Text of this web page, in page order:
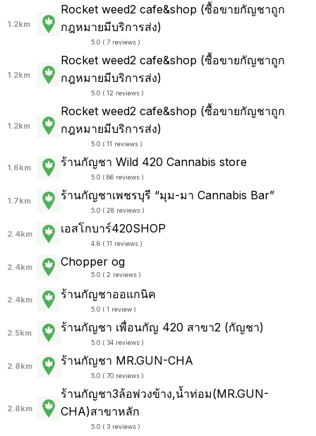
1.2km
Rocket weed2 cafe&shop (ซื้อขายกัญชาถูก
กฎหมายมีบริการส่ง)
5.0 ( 7 reviews )
1.2km
Rocket weed2 cafe&shop (ซื้อขายกัญชาถูก
กฎหมายมีบริการส่ง)
5.0 ( 12 reviews )
1.2km
Rocket weed2 cafe&shop (ซื้อขายกัญชาถูก
กฎหมายมีบริการส่ง)
5.0 ( 11 reviews )
1.6km ร้านกัญชา Wild 420 Cannabis store
5.0 ( 86 reviews )
1.7km ร้านกัญชาเพชรบุรี “มุม-มา Cannabis Bar”
5.0 ( 28 reviews )
2.4km เอสโกบาร์420SHOP
4.8 ( 11 reviews )
2.4km Chopper og
5.0 ( 2 reviews )
2.4km ร้านกัญชาออแกนิค
5.0 ( 1 review )
2.5km ร้านกัญชา เพื่อนกัญ 420 สาขา2 (กัญชา)
5.0 ( 34 reviews )
2.8km ร้านกัญชา MR.GUN-CHA
5.0 ( 70 reviews )
2.8km
ร้านกัญชา3ล้อพ่วงข้าง,น้ำท่อม(MR.GUN-
CHA)สาขาหลัก
5.0 ( 3 reviews )